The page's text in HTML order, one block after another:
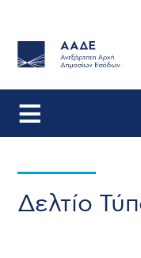
Δελτίο